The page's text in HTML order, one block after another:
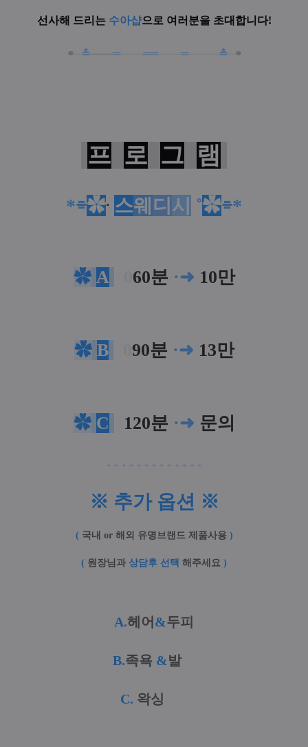
선사해 드리는 수아샵으로 여러분을 초대합니다!
⌯─ ≛───═─── ══─── ═──── ≛ ⌯
프 로 그 램
*⌯✿˚ 스웨 디 시 ˚✿⌯*
✿ A 60분 ·➜ 10만
✿ B 90분 ·➜ 13만
✿ C 120분 ·➜ 문의
ꔹ ꔹ ꔹ ꔹ ꔹ ꔹ ꔹ ꔹ ꔹ ꔹ ꔹ ꔹ ꔹ
※ 추가 옵션 ※
( 국내 or 해외 유명브랜드 제품사용)
( 원장님과 상담후 선택 해주세요 )
A.헤어 &두피
B.족욕 &발발
C. 왁싱